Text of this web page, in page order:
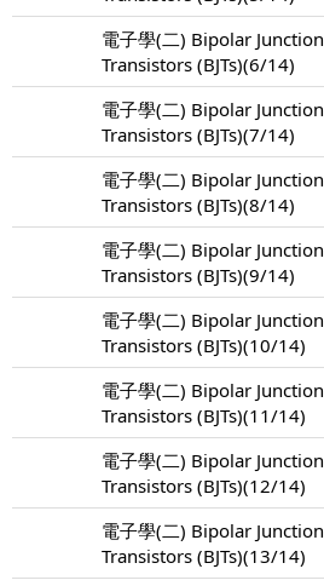
電子學(二) Bipolar Junction
Transistors (BJTs)(6/14)
電子學(二) Bipolar Junction
Transistors (BJTs)(7/14)
電子學(二) Bipolar Junction
Transistors (BJTs)(8/14)
電子學(二) Bipolar Junction
Transistors (BJTs)(9/14)
電子學(二) Bipolar Junction
Transistors (BJTs)(10/14)
電子學(二) Bipolar Junction
Transistors (BJTs)(11/14)
電子學(二) Bipolar Junction
Transistors (BJTs)(12/14)
電子學(二) Bipolar Junction
Transistors (BJTs)(13/14)